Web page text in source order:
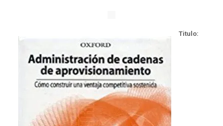
Titulo: